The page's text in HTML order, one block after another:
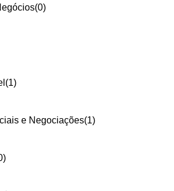
(0)
(1)
e Negociações(1)